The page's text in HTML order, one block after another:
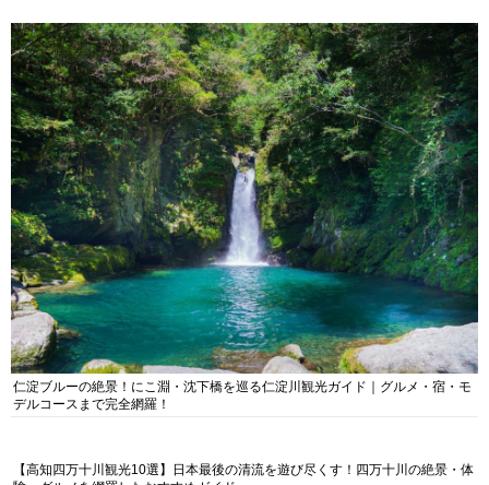
仁淀ブルーの絶景！にこ淵・沈下橋を巡る仁淀川観光ガイド｜グルメ・宿・モ
デルコースまで完全網羅！
【高知四万十川観光10選】日本最後の清流を遊び尽くす！四万十川の絶景・体